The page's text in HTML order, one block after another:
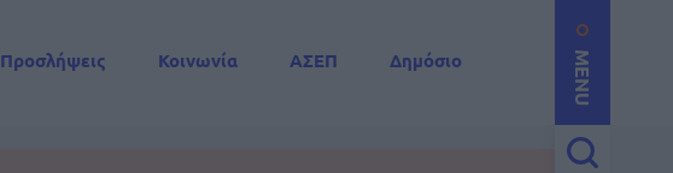
MENU
Προσλήψεις Κοινωνία ΑΣΕΠ
Δημόσιο